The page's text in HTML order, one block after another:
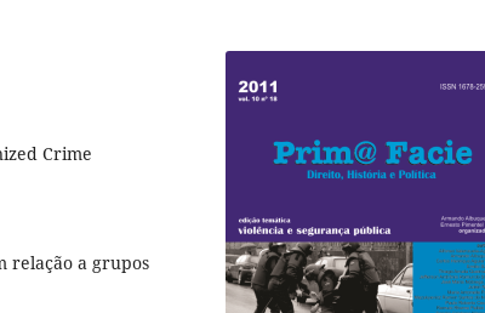
Crime
relação a grupos